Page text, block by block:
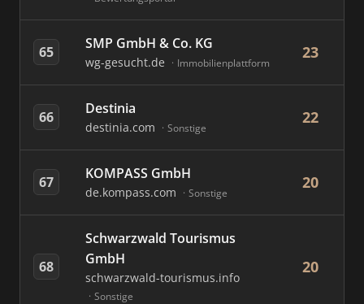
65 SMP GmbH & Co. KG
wg-gesucht.de Immobilienplattform
23
66 Destinia
destinia.com Sonstige
22
67 KOMPASS GmbH
de.kompass.com Sonstige
20
68
Schwarzwald Tourismus
GmbH
schwarzwald-tourismus.info
Sonstige
20